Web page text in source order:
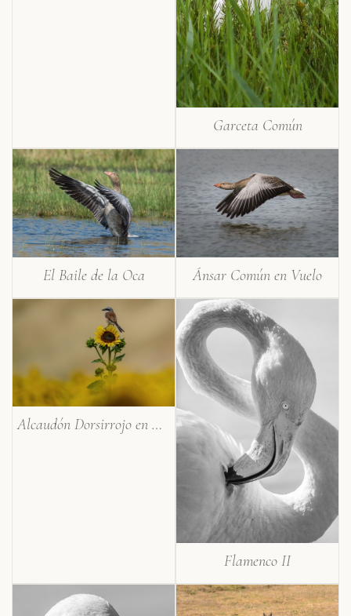
Garceta Común
El Baile de la Oca Ánsar Común en Vuelo
Alcaudón Dorsirrojo en Girasol
Flamenco II